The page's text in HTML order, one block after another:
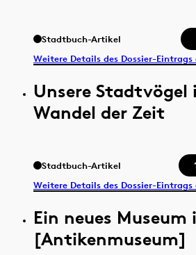
Stadtbuch-Artikel
Weitere Details des Dossier-Eintrags
Unsere Stadtvögel
Wandel der Zeit
Stadtbuch-Artikel
Weitere Details des Dossier-Eintrags
Ein neues Museum
[Antikenmuseum]